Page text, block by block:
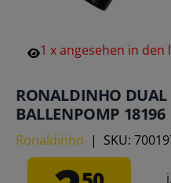
1 xangesehen in den
RONALDINHO
BALLENPOMP 18196
Ronaldinho | SKU: